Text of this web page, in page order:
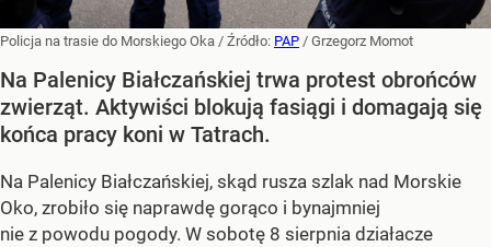
Policja na trasie do Morskiego Oka / Źródło: PAP / Grzegorz Momot
Na Palenicy Białczańskiej trwa protest obrońców
zwierząt. Aktywiści blokują fasiągi i domagają się
końca pracy koni w Tatrach.
Na Palenicy Białczańskiej, skąd rusza szlak nad Morskie
Oko, zrobiło się naprawdę gorąco i bynajmniej
nie z powodu pogody. W sobotę 8 sierpnia działacze